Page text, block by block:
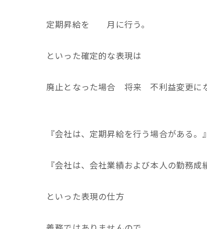
定期昇給を 月に行う。
といった確定的な表現は
廃止となった場合 将来 不利益変更に
『会社は、定期昇給を行う場合がある。』
『会社は、会社業績および本人の勤務
といった表現の仕方